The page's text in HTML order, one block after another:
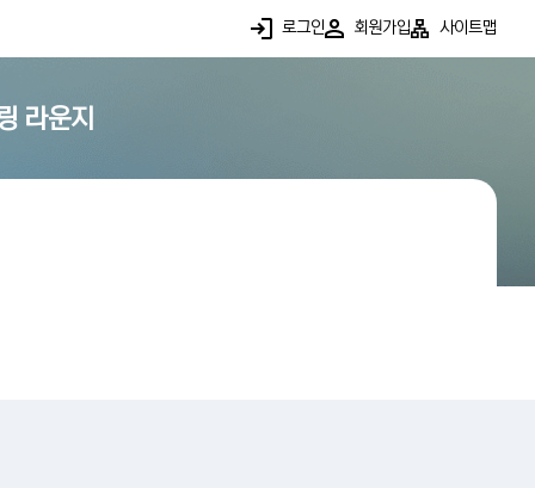
로그인 회원가입 사이트맵
라운지